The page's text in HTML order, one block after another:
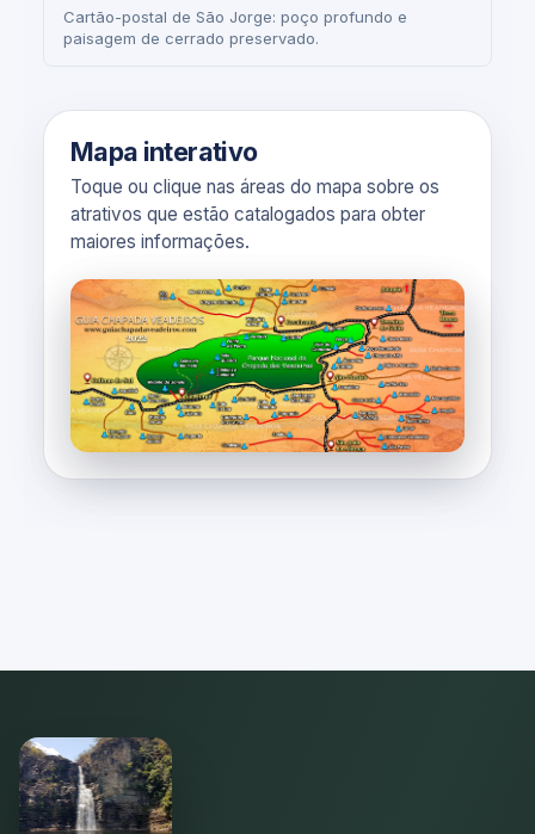
Cartão-postal de São Jorge: poço profundo e
paisagem de cerrado preservado.
Mapa interativo
Toque ou clique nas áreas do mapa sobre os
atrativos que estão catalogados para obter
maiores informações.